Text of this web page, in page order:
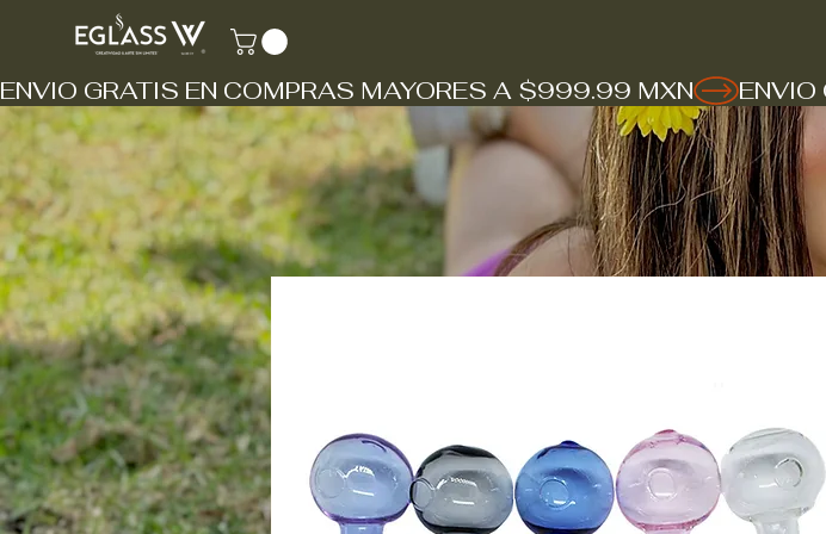
ENVIO GRATIS EN COMPRAS MAYORES A $999.99 MXN